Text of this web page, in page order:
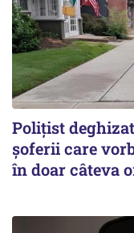
Polițist
șoferii care
în doar câteva